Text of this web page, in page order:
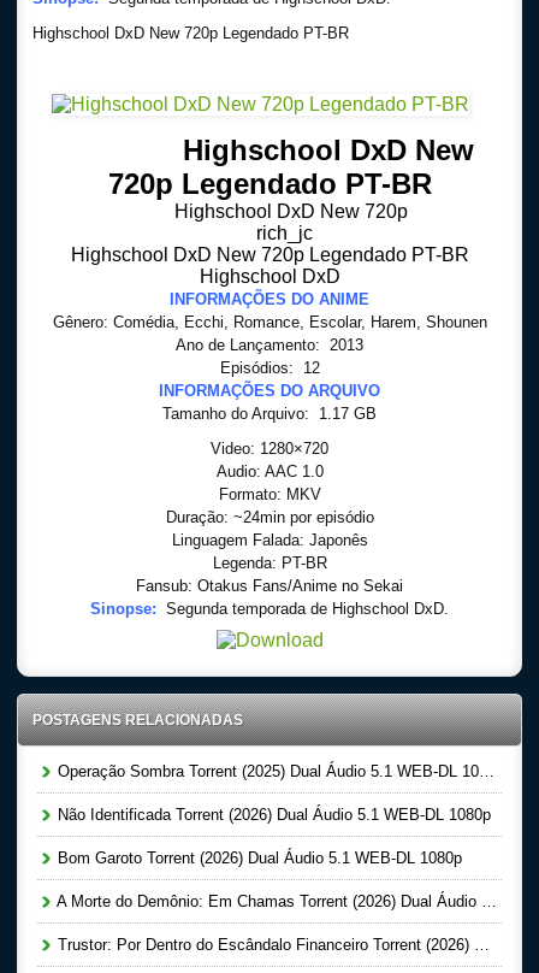
Highschool DxD New 720p Legendado PT-BR
Highschool DxD New
720p Legendado PT-BR
Highschool DxD New 720p
rich_jc
Highschool DxD New 720p Legendado PT-BR
Highschool DxD
INFORMAÇÕES DO ANIME
Gênero: Comédia, Ecchi, Romance, Escolar, Harem, Shounen
Ano de Lançamento: 2013
Episódios: 12
INFORMAÇÕES DO ARQUIVO
Tamanho do Arquivo: 1.17 GB
Video: 1280×720
Audio: AAC 1.0
Formato: MKV
Duração: ~24min por episódio
Linguagem Falada: Japonês
Legenda: PT-BR
Fansub: Otakus Fans/Anime no Sekai
Sinopse: Segunda temporada de Highschool DxD.
POSTAGENS RELACIONADAS
Operação Sombra Torrent (2025) Dual Áudio 5.1 WEB-DL 1080p
Não Identificada Torrent (2026) Dual Áudio 5.1 WEB-DL 1080p
Bom Garoto Torrent (2026) Dual Áudio 5.1 WEB-DL 1080p
A Morte do Demônio: Em Chamas Torrent (2026) Dual Áudio WEB-DL 720p | 1080p
Trustor: Por Dentro do Escândalo Financeiro Torrent (2026) Dual Áudio 5.1 WEB-DL 1080p